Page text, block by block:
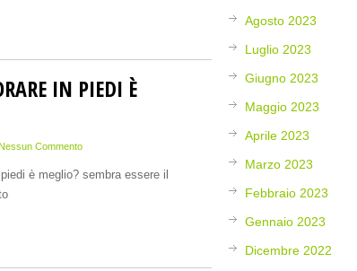
IN PIEDI È
Commento
è meglio? sembra essere il
Agosto 2023
Luglio 2023
Giugno 2023
Maggio 2023
Aprile 2023
Marzo 2023
Febbraio 2023
Gennaio 2023
Dicembre 2022